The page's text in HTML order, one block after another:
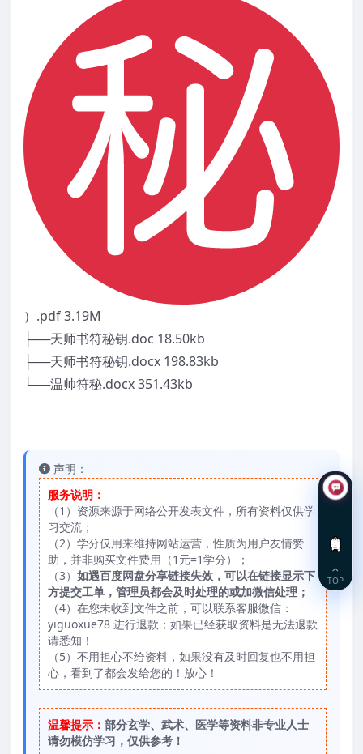
）.pdf 3.19M
├──天师书符秘钥.doc 18.50kb
├──天师书符秘钥.docx 198.83kb
└──温帅符秘.docx 351.43kb
声明：
服务说明：
（1）资源来源于网络公开发表文件，所有资料仅供学
习交流；
（2）学分仅用来维持网站运营，性质为用户友情赞
助，并非购买文件费用（1元=1学分）；
（3） 如遇百度网盘分享链接失效，可以在链接显示下
方提交工单，管理员都会及时处理的或加微信处理；
（4）在您未收到文件之前，可以联系客服微信：
yiguoxue78 进行退款；如果已经获取资料是无法退款
请悉知！
（5）不用担心不给资料，如果没有及时回复也不用担
心，看到了都会发给您的！放心！
温馨提示： 部分玄学、武术、医学等资料非专业人士
请勿模仿学习，仅供参考！
TOP